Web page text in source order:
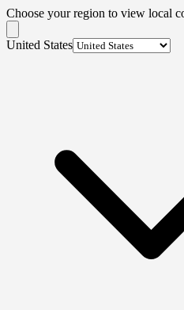
Choose your region to view local
United States